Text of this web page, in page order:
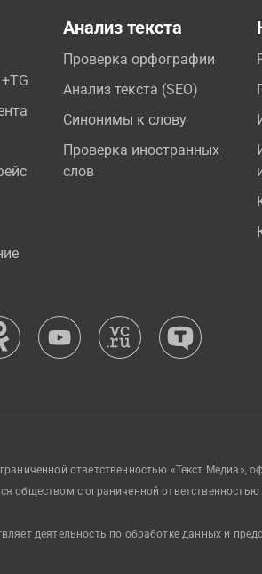
Анализ текста
Проверка орфографии
Анализ текста (SEO)
Синонимы к слову
Проверка иностранных
слов
ответственностью «Текст Медиа»,
обществом с ограниченной
деятельность по обработке данных и